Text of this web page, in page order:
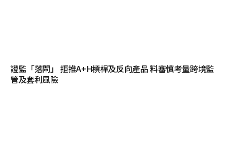
證監「落閘」 拒推A+H槓桿及反向產品 料審慎考量跨境監
管及套利風險